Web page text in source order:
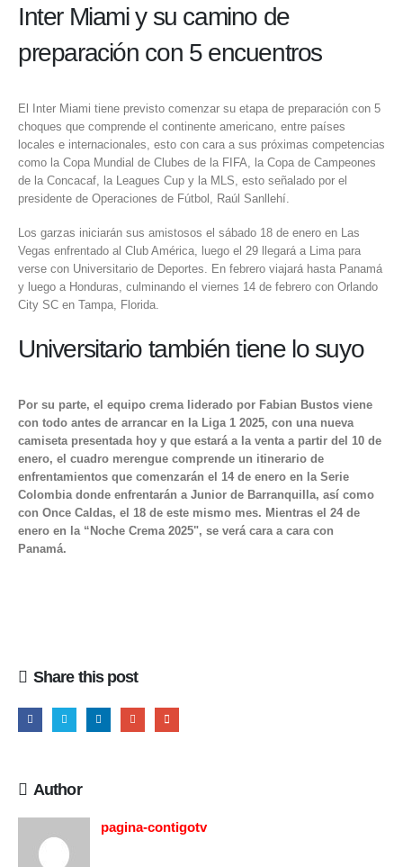
Inter Miami y su camino de
preparación con 5 encuentros
El Inter Miami tiene previsto comenzar su etapa de preparación con 5
choques que comprende el continente americano, entre países
locales e internacionales, esto con cara a sus próximas competencias
como la Copa Mundial de Clubes de la FIFA, la Copa de Campeones
de la Concacaf, la Leagues Cup y la MLS, esto señalado por el
presidente de Operaciones de Fútbol, ​​Raúl Sanllehí.
Los garzas iniciarán sus amistosos el sábado 18 de enero en Las
Vegas enfrentado al Club América, luego el 29 llegará a Lima para
verse con Universitario de Deportes. En febrero viajará hasta Panamá
y luego a Honduras, culminando el viernes 14 de febrero con Orlando
City SC en Tampa, Florida.
Universitario también tiene lo suyo
Por su parte, el equipo crema liderado por Fabian Bustos viene
con todo antes de arrancar en la Liga 1 2025, con una nueva
camiseta presentada hoy y que estará a la venta a partir del 10 de
enero, el cuadro merengue comprende un itinerario de
enfrentamientos que comenzarán el 14 de enero en la Serie
Colombia donde enfrentarán a Junior de Barranquilla, así como
con Once Caldas, el 18 de este mismo mes. Mientras el 24 de
enero en la “Noche Crema 2025", se verá cara a cara con
Panamá.
Share this post
Author
pagina-contigotv